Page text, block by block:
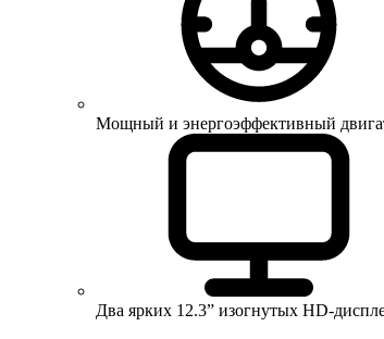
Мощный и энергоэффективный
Два ярких 12.3” изогнутых HD-